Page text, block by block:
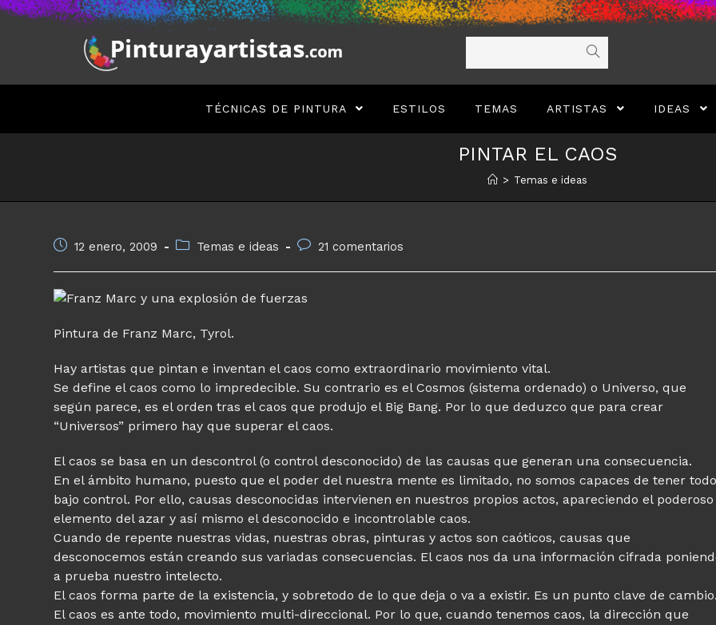
Saltar
TÉCNICAS DE PINTURA ESTILOS TEMAS ARTISTAS IDEAS
PINTAR EL CAOS
> Temas e ideas
Publicación
entrada:
12 enero, 2009
Categoría
entrada:
Temas e ideas
Comentarios
entrada:
21 comentarios
Pintura de Franz Marc, Tyrol.
Hay artistas que pintan e inventan el caos como extraordinario movimiento vital.
Se define el caos como lo impredecible. Su contrario es el Cosmos (sistema ordenado) o Universo, que
según parece, es el orden tras el caos que produjo el Big Bang. Por lo que deduzco que para crear
“Universos” primero hay que superar el caos.
El caos se basa en un descontrol (o control desconocido) de las causas que generan una consecuencia.
En el ámbito humano, puesto que el poder del nuestra mente es limitado, no somos capaces de tener todo
bajo control. Por ello, causas desconocidas intervienen en nuestros propios actos, apareciendo el poderoso
elemento del azar y así mismo el desconocido e incontrolable caos.
Cuando de repente nuestras vidas, nuestras obras, pinturas y actos son caóticos, causas que
desconocemos están creando sus variadas consecuencias. El caos nos da una información cifrada
a prueba nuestro intelecto.
El caos forma parte de la existencia, y sobretodo de lo que deja o va a existir. Es un punto clave de cambio.
El caos es ante todo, movimiento multi-direccional. Por lo que, cuando tenemos caos, la dirección que